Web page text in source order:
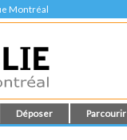
Montréal
Déposer Parcourir